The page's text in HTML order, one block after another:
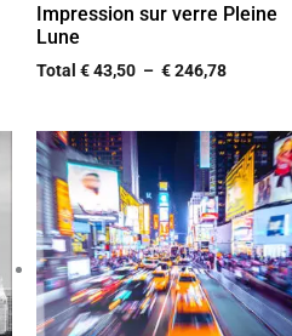
Impression sur verre Pleine
Lune
Total €43,50 – €246,78
Plage
de
prix :
€ 43,50
à
€ 246,78